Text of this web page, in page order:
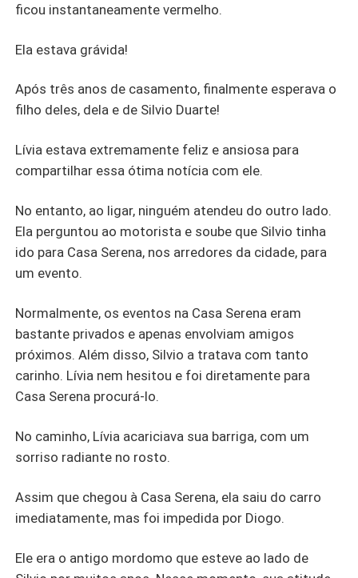
ficou instantaneamente vermelho.
Ela estava grávida!
Após três anos de casamento, finalmente esperava o
filho deles, dela e de Silvio Duarte!
Lívia estava extremamente feliz e ansiosa para
compartilhar essa ótima notícia com ele.
No entanto, ao ligar, ninguém atendeu do outro lado.
Ela perguntou ao motorista e soube que Silvio tinha
ido para Casa Serena, nos arredores da cidade, para
um evento.
Normalmente, os eventos na Casa Serena eram
bastante privados e apenas envolviam amigos
próximos. Além disso, Silvio a tratava com tanto
carinho. Lívia nem hesitou e foi diretamente para
Casa Serena procurá-lo.
No caminho, Lívia acariciava sua barriga, com um
sorriso radiante no rosto.
Assim que chegou à Casa Serena, ela saiu do carro
imediatamente, mas foi impedida por Diogo.
Ele era o antigo mordomo que esteve ao lado de